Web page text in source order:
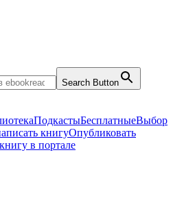
Search Button
ПодкастыБесплатныеВыбор
книгуОпубликовать
в портале